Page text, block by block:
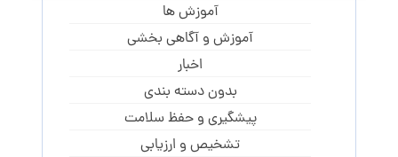
آموزش ها
آموزش و آگاهی‌ بخشی
اخبار
بدون دسته بندی
پیشگیری و حفظ سلامت
تشخیص و ارزیابی